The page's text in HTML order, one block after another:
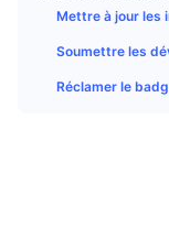
Mettre à jour les
Soumettre les
Réclamer le